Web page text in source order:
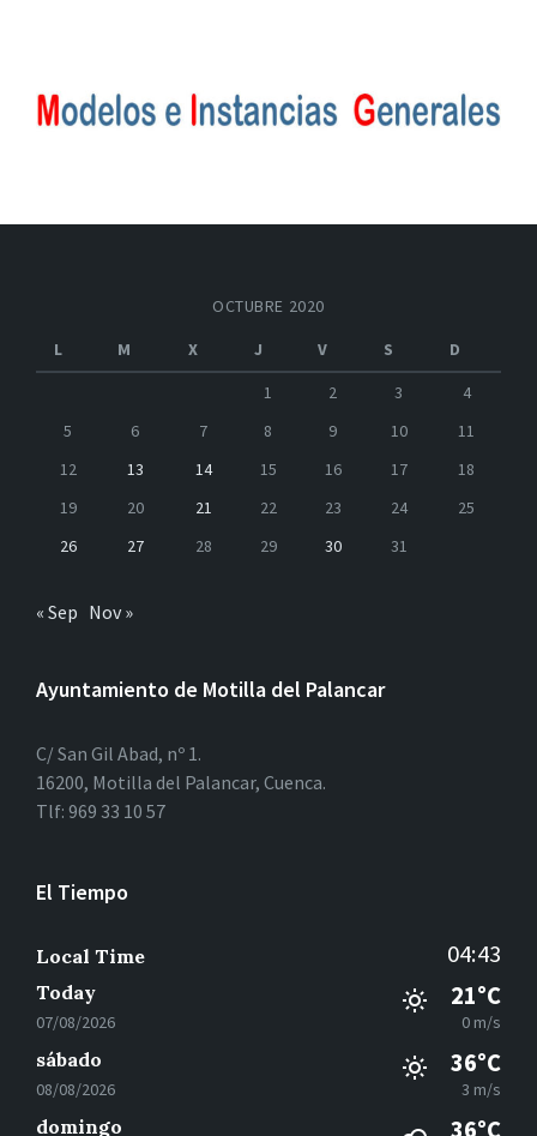
OCTUBRE 2020
L
M X J V S
D
1
2 3
4
5
6 7 8 9 10
11
12
13 14 15 16 17
18
19
20 21 22 23 24
25
26
27 28 29 30 31
« Sep Nov »
Ayuntamiento de Motilla del Palancar
C/ San Gil Abad, nº 1.
16200, Motilla del Palancar, Cuenca.
Tlf: 969 33 10 57
El Tiempo
Local Time 04:43
Today
07/08/2026
21°C
0 m/s
sábado
08/08/2026
36°C
3 m/s
domingo